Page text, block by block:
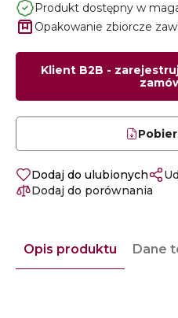
Produkt dostępny w
Opakowanie zbiorcze
Klient B2B -
Dodaj do ulubionych
Dodaj do porównania
Opis produktu Dane